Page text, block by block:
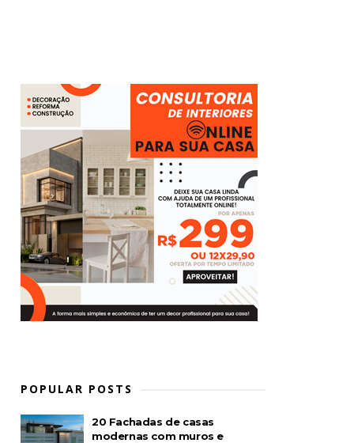
POPULAR POSTS
20 Fachadas de casas
modernas com muros e